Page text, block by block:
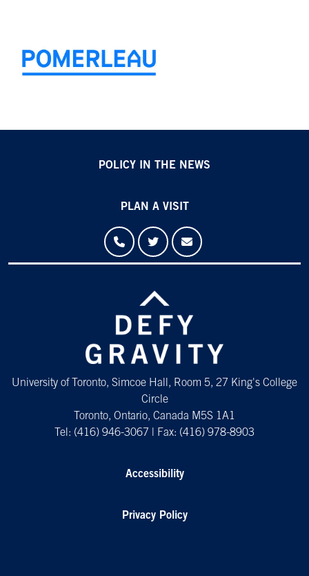
POLICY IN THE NEWS
PLAN A VISIT
University of Toronto, Simcoe Hall, Room 5, 27 King's College
Circle
Toronto, Ontario, Canada M5S 1A1
Tel: (416) 946-3067 | Fax: (416) 978-8903
Accessibility
Privacy Policy